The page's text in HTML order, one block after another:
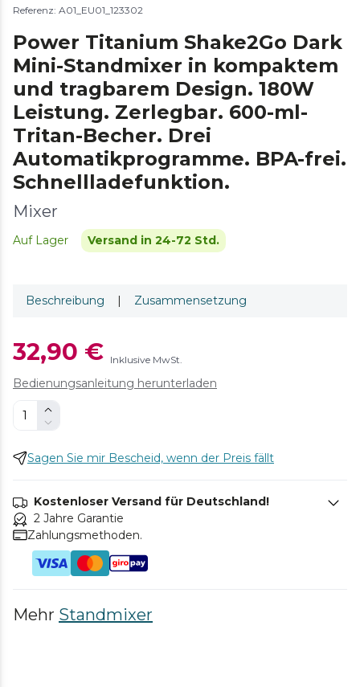
Referenz: A01_EU01_123302
Power Titanium Shake2Go Dark
Mini-Standmixer in kompaktem
und tragbarem Design. 180W
Leistung. Zerlegbar. 600-ml-
Tritan-Becher. Drei
Automatikprogramme. BPA-frei.
Schnellladefunktion.
Mixer
Auf Lager Versand in 24-72 Std.
Beschreibung | Zusammensetzung
32,90 € Inklusive MwSt.
Bedienungsanleitung herunterladen
Sagen Sie mir Bescheid, wenn der Preis fällt
Kostenloser Versand für Deutschland!
2 Jahre Garantie
Zahlungsmethoden.
Mehr Standmixer